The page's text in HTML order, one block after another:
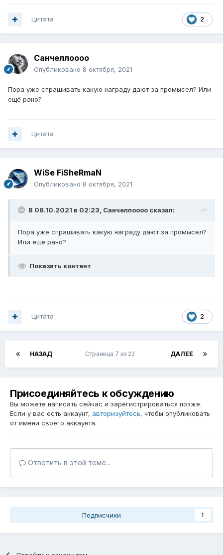
2
Цитата
Санчеллоооо
Опубликовано 8 октября, 2021
Пора уже спрашивать какую награду дают за промысел? Или
ещё рано?
Цитата
WiSe FiSheRmaN
Опубликовано 8 октября, 2021
В 08.10.2021 в 02:23, Санчеллоооо сказал:
Пора уже спрашивать какую награду дают за промысел?
Или ещё рано?
Показать контент
2
Цитата
НАЗАД ДАЛЕЕ
Страница 7 из 22
Присоединяйтесь к обсуждению
Вы можете написать сейчас и зарегистрироваться позже.
Если у вас есть аккаунт, авторизуйтесь, чтобы опубликовать
от имени своего аккаунта.
Ответить в этой теме...
Подписчики 1